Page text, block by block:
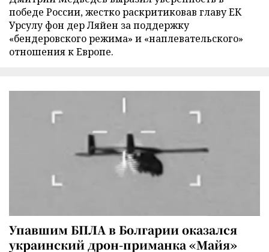
победе России, жестко раскритиковав главу ЕК
Урсулу фон дер Ляйен за поддержку
«бендеровского режима» и «наплевательского»
отношения к Европе.
Упавшим БПЛА в Болгарии оказался
украинский дрон-приманка «Майя»